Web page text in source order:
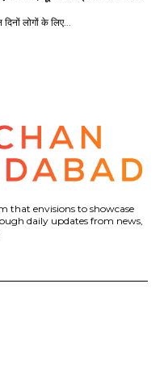
दिनों लोगों के लिए...
that envisions to showcase
daily updates from news,